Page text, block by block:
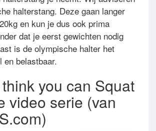
halterstang. Deze gaan langer
en kun je dus ook prima
dat je eerst gewichten nodig
is de olympische halter het
en belastbaar.
you can Squat
video serie (van